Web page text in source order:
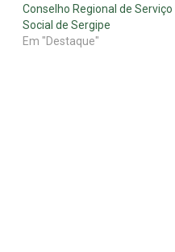
Conselho Regional de Serviço
Social de Sergipe
Em "Destaque"